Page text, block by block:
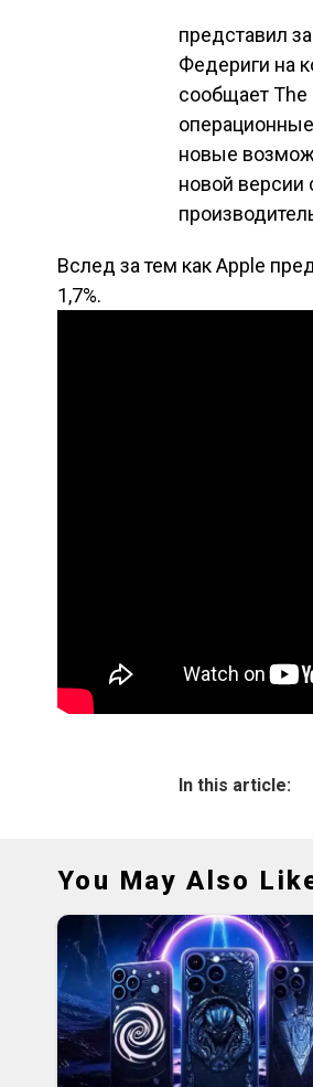
представил
Федериги на
сообщает The
новые
новой версии
Вслед за тем как Apple
1,7%.
In this article:
You May Also